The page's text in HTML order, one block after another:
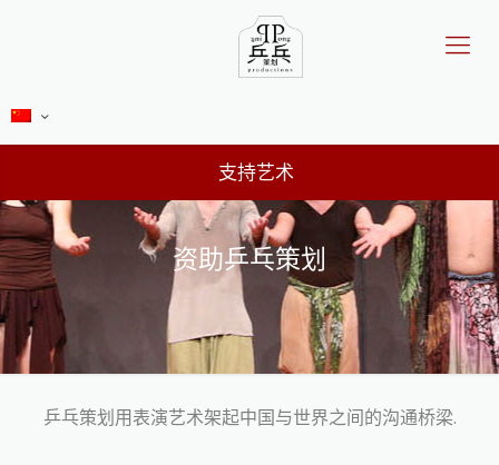
支持艺术
资助乒乓策划
乒乓策划用表演艺术架起中国与世界之间的沟通桥梁.